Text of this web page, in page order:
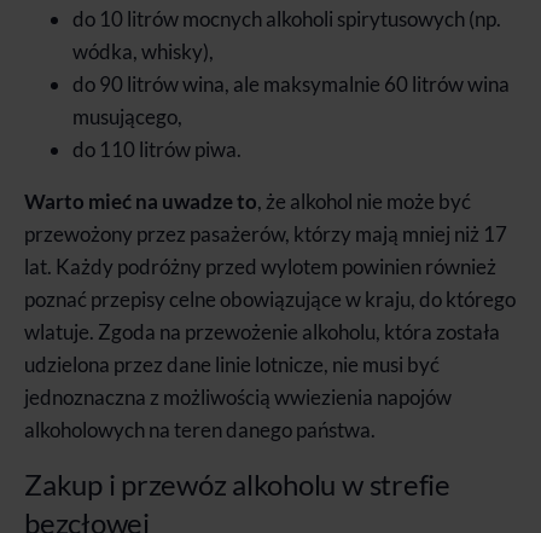
do 10 litrów mocnych alkoholi spirytusowych (np.
wódka, whisky),
do 90 litrów wina, ale maksymalnie 60 litrów wina
musującego,
do 110 litrów piwa.
Warto mieć na uwadze to, że alkohol nie może być
przewożony przez pasażerów, którzy mają mniej niż 17
lat. Każdy podróżny przed wylotem powinien również
poznać przepisy celne obowiązujące w kraju, do którego
wlatuje. Zgoda na przewożenie alkoholu, która została
udzielona przez dane linie lotnicze, nie musi być
jednoznaczna z możliwością wwiezienia napojów
alkoholowych na teren danego państwa.
Zakup i przewóz alkoholu w strefie
bezcłowej